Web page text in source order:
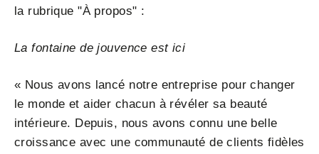
la rubrique "À propos" :
La fontaine de jouvence est ici
« Nous avons lancé notre entreprise pour changer
le monde et aider chacun à révéler sa beauté
intérieure. Depuis, nous avons connu une belle
croissance avec une communauté de clients fidèles